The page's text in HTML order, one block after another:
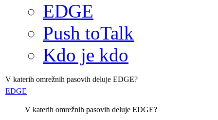
EDGE
Push toTalk
Kdo je kdo
V katerih omrežnih pasovih deluje EDGE?
EDGE
V katerih omrežnih pasovih deluje EDGE?